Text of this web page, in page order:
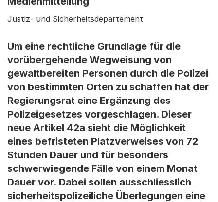
Justiz- und Sicherheitsdepartement
Um eine rechtliche Grundlage für die
vorübergehende Wegweisung von
gewaltbereiten Personen durch die Polizei
von bestimmten Orten zu schaffen hat der
Regierungsrat eine Ergänzung des
Polizeigesetzes vorgeschlagen. Dieser
neue Artikel 42a sieht die Möglichkeit
eines befristeten Platzverweises von 72
Stunden Dauer und für besonders
schwerwiegende Fälle von einem Monat
Dauer vor. Dabei sollen ausschliesslich
sicherheitspolizeiliche Überlegungen eine